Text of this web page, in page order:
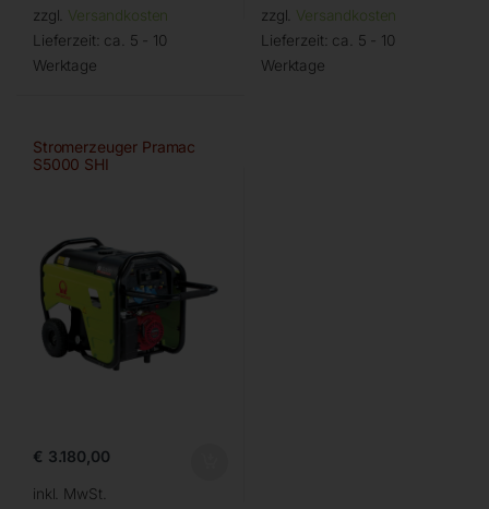
zzgl. Versandkosten
Lieferzeit: ca. 5 - 10
Werktage
zzgl. Versandkosten
Lieferzeit: ca. 5 - 10
Werktage
Stromerzeuger Pramac
S5000 SHI
€ 3.180,00
inkl. MwSt.